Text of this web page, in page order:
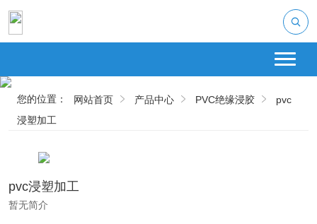
您的位置： 网站首页 产品中心 PVC绝缘浸胶
pvc
浸塑加工
pvc浸塑加工
暂无简介